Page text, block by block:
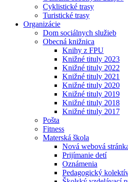
Cyklistické trasy
Turistické trasy
Organizácie
Dom sociálnych služieb
Obecná knižnica
Knihy z FPU
Knižné tituly 2023
Knižné tituly 2022
Knižné tituly 2021
Knižné tituly 2020
Knižné tituly 2019
Knižné tituly 2018
Knižné tituly 2017
Pošta
Fitness
Materská škola
Nová webová
Prijímanie detí
Oznámenia
Pedagogický